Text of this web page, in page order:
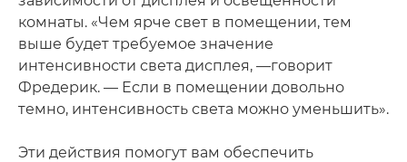
комнаты. «Чем ярче свет в помещении, тем
выше будет требуемое значение
интенсивности света дисплея, —говорит
Фредерик. — Если в помещении довольно
темно, интенсивность света можно уменьшить».
Эти действия помогут вам обеспечить